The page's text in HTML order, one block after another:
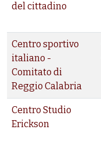
del cittadino
Centro sportivo
italiano -
Comitato di
Reggio Calabria
Centro Studio
Erickson